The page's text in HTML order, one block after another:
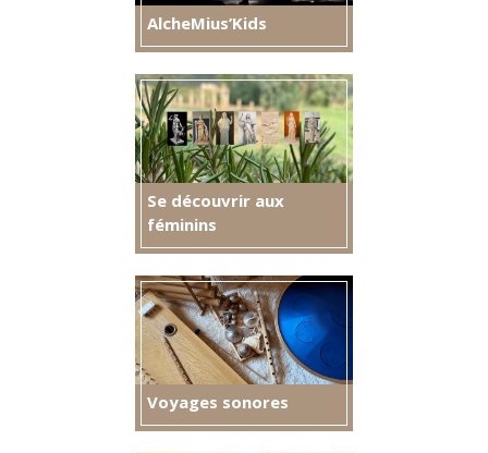
AlcheMius’Kids
Se découvrir aux
féminins
Voyages sonores